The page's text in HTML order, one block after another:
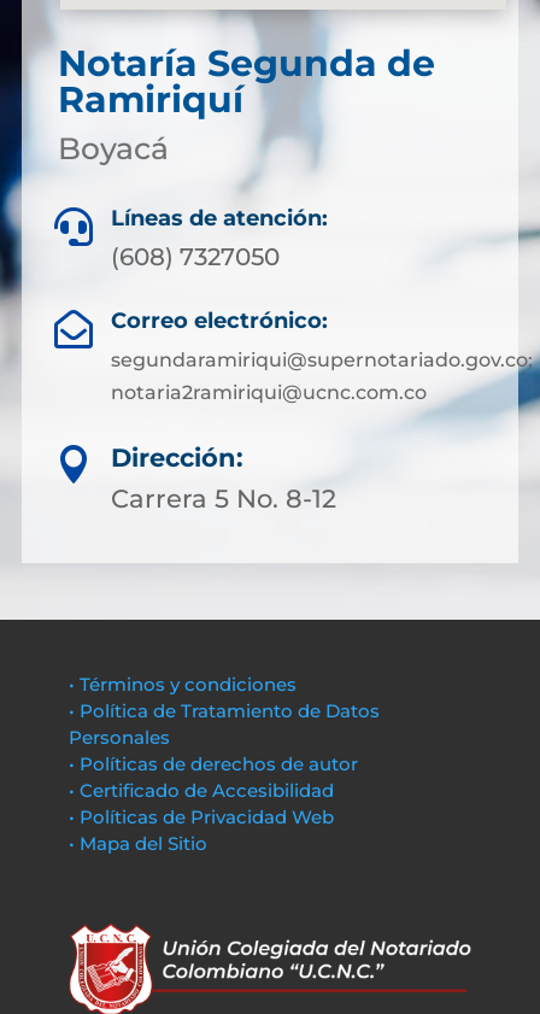
Notaría Segunda de
Ramiriquí
Boyacá
 Líneas de atención:
(608) 7327050
 Correo electrónico:
segundaramiriqui@supernotariado.gov.co;
notaria2ramiriqui@ucnc.com.co

Dirección:
Carrera 5 No. 8-12
• Términos y condiciones
• Política de Tratamiento de Datos
Personales
• Políticas de derechos de autor
• Certificado de Accesibilidad
• Políticas de Privacidad Web
• Mapa del Sitio